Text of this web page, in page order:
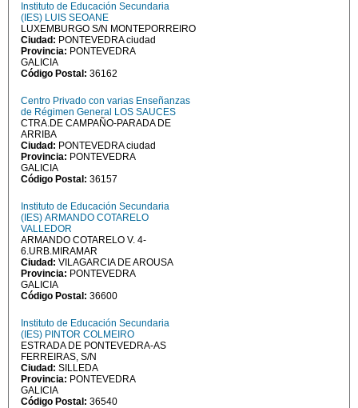
Instituto de Educación Secundaria
(IES) LUIS SEOANE
LUXEMBURGO S/N MONTEPORREIRO
Ciudad: PONTEVEDRA ciudad
Provincia: PONTEVEDRA
GALICIA
Código Postal: 36162
Centro Privado con varias Enseñanzas
de Régimen General LOS SAUCES
CTRA.DE CAMPAÑO-PARADA DE
ARRIBA
Ciudad: PONTEVEDRA ciudad
Provincia: PONTEVEDRA
GALICIA
Código Postal: 36157
Instituto de Educación Secundaria
(IES) ARMANDO COTARELO
VALLEDOR
ARMANDO COTARELO V. 4-
6.URB.MIRAMAR
Ciudad: VILAGARCIA DE AROUSA
Provincia: PONTEVEDRA
GALICIA
Código Postal: 36600
Instituto de Educación Secundaria
(IES) PINTOR COLMEIRO
ESTRADA DE PONTEVEDRA-AS
FERREIRAS, S/N
Ciudad: SILLEDA
Provincia: PONTEVEDRA
GALICIA
Código Postal: 36540